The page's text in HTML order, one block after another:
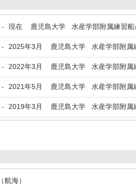
- 現在 鹿児島大学 水産学部附属練習
- 2025年3月 鹿児島大学 水産学部附
- 2022年3月 鹿児島大学 水産学部附属
- 2021年5月 鹿児島大学 水産学部附属
- 2019年3月 鹿児島大学 水産学部附属
航海）